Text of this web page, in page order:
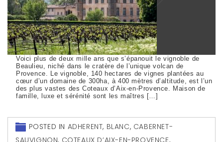
Voici plus de deux mille ans que s’épanouit le vignoble de
Beaulieu, niché dans le cratère de l’unique volcan de
Provence. Le vignoble, 140 hectares de vignes plantées au
cœur d’un domaine de 300ha, à 400 mètres d’altitude, est l’un
des plus vastes des Coteaux d’Aix-en-Provence. Maison de
famille, luxe et sérénité sont les maîtres […]
POSTED IN ADHERENT, BLANC, CABERNET-
SAUVIGNON, COTEAUX D’AIX-EN-PROVENCE,